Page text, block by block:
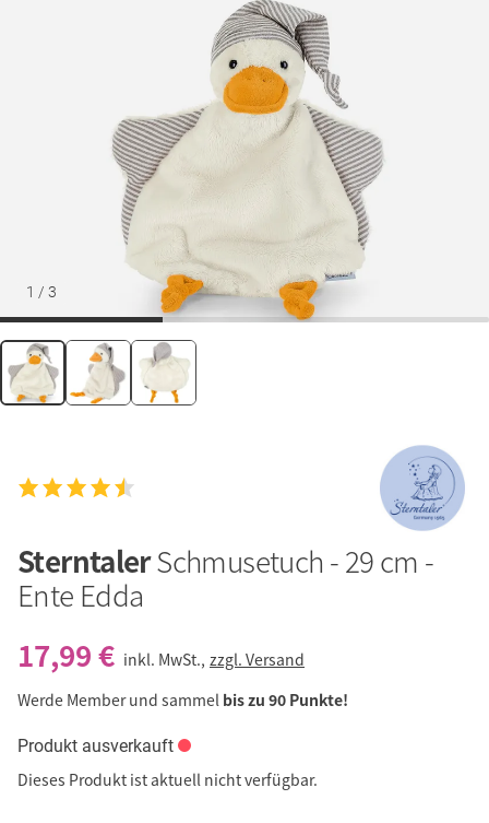
1 / 3
SterntalerSchmusetuch - 29 cm -
Ente Edda
17,99 € inkl. MwSt., zzgl. Versand
Werde Member und sammel bis zu 90 Punkte!
Produkt ausverkauft
Dieses Produkt ist aktuell nicht verfügbar.